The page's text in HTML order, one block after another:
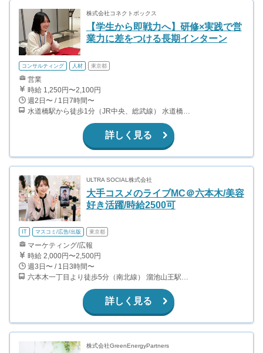
株式会社コネクトボックス
【学生から即戦力へ】研修×実践で営
業力に差をつける長期インターン
コンサルティング 人材 東京都
営業
時給 1,250円〜2,100円
週2日〜 / 1日7時間〜
水道橋駅から徒歩1分（JR中央、総武線） 水道橋駅から徒歩6分（都営三田線）
詳しく見る
ULTRA SOCIAL株式会社
大手コスメのライブMC＠六本木/美容
好き活躍/時給2500可
IT マスコミ/広告/出版 東京都
マーケティング/広報
時給 2,000円〜2,500円
週3日〜 / 1日3時間〜
六本木一丁目より徒歩5分（南北線） 溜池山王駅より徒歩10分（銀座線） 六本木駅より徒歩12分（日比谷線）
詳しく見る
株式会社GreenEnergyPartners